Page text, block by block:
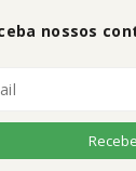
nossos